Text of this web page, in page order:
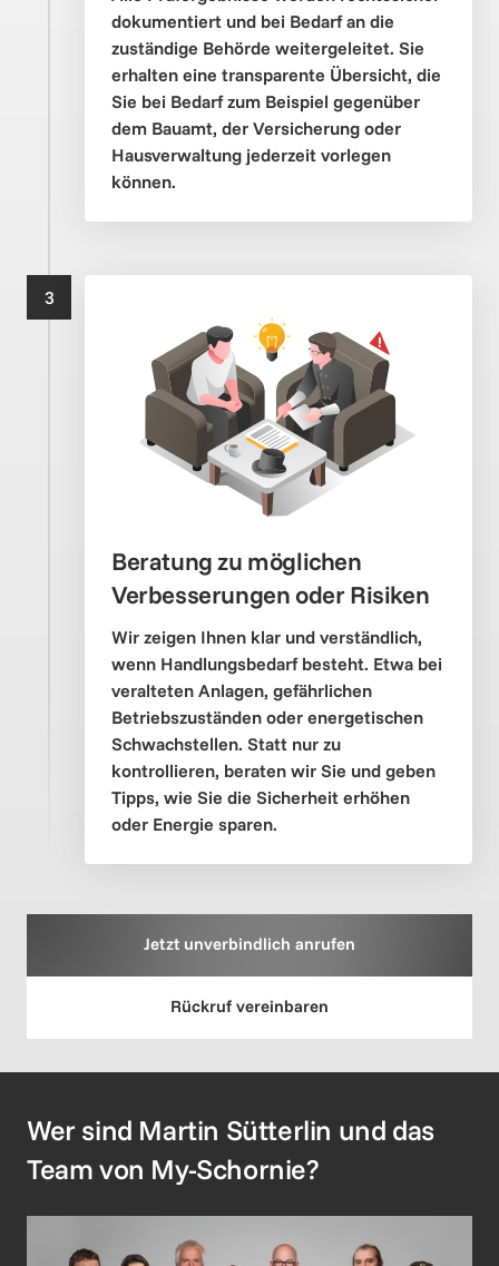
dokumentiert und bei Bedarf an die
zuständige Behörde weitergeleitet. Sie
erhalten eine transparente Übersicht, die
Sie bei Bedarf zum Beispiel gegenüber
dem Bauamt, der Versicherung oder
Hausverwaltung jederzeit vorlegen
können.
3
Beratung zu möglichen
Wir zeigen Ihnen klar und verständlich,
wenn Handlungsbedarf besteht. Etwa bei
veralteten Anlagen, gefährlichen
Betriebszuständen oder energetischen
Schwachstellen. Statt nur zu
kontrollieren, beraten wir Sie und geben
Tipps, wie Sie die Sicherheit erhöhen
oder Energie sparen.
Jetzt unverbindlich anrufen
Rückruf vereinbaren
Wer sind Martin Sütterlin und das
Team von My-Schornie?